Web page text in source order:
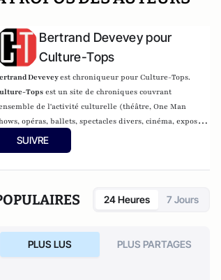
Bertrand Devevey pour
Culture-Tops
Deveveyest chroniqueur pour Culture-Tops.
Topsest un site de chroniques couvrant
de l'activité culturelle (théâtre, One Man
opéras, ballets, spectacles divers, cinéma, expos,
livres, etc.).
SUIVRE
24 Heures 7 Jours
PLUS LUS PLUS PARTAGES